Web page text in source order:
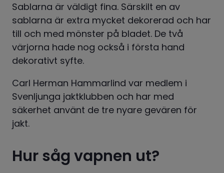
Sablarna är väldigt fina. Särskilt en av
sablarna är extra mycket dekorerad och har
till och med mönster på bladet. De två
värjorna hade nog också i första hand
dekorativt syfte.
Carl Herman Hammarlind var medlem i
Svenljunga jaktklubben och har med
säkerhet använt de tre nyare gevären för
jakt.
Hur såg vapnen ut?